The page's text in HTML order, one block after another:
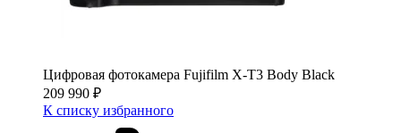
Цифровая фотокамера Fujifilm X-T3 Body Black
209 990 ₽
К списку избранного